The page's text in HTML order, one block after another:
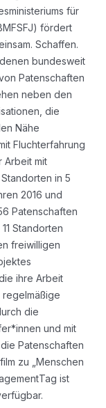
für
fördert
Schaffen.
bundesweit
Patenschaften
neben den
die
Nähe
Fluchterfahrung
Arbeit mit
in 5
2016 und
Patenschaften
Standorten
freiwilligen
ihre Arbeit
die
und mit
Patenschaften
zu „Menschen
ist